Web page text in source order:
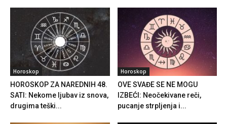
Horoskop
HOROSKOP ZA NAREDNIH 48.
SATI: Nekome ljubav iz snova,
drugima teški...
Horoskop
OVE SVAĐE SE NE MOGU
IZBEĆI: Neočekivane reči,
pucanje strpljenja i...